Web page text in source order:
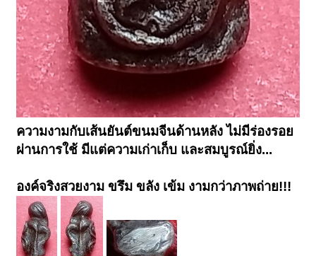
ความงามกับเส้นยันต์ขนมจีนด้านหลัง ไม่มีร่องรอย
ผ่านการใช้ มีแต่ความเก่าเก็บ และสมบูรณ์ยิ่ง...
องค์จริงสวยงาม ขรึม ขลัง เข้ม งามกว่าภาพถ่าย!!!